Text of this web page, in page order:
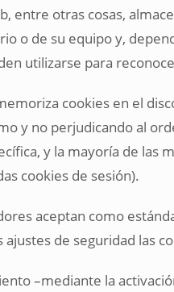
entre otras cosas,
o de su equipo y,
utilizarse para
cookies en el
y no perjudicando al
y la mayoría de las
cookies de sesión).
aceptan como
de seguridad las
–mediante la